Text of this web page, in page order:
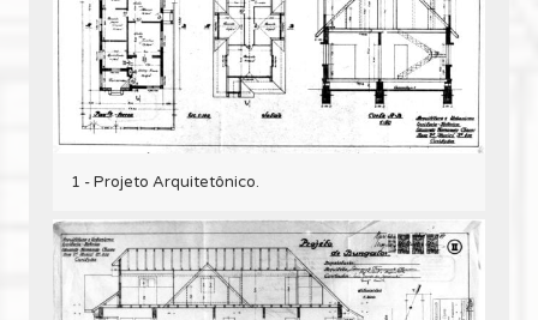
1 - Projeto Arquitetônico.